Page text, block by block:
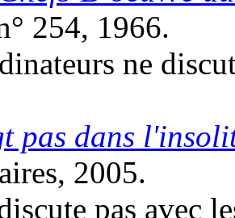
254, 1966.
ne
pas dans
2005.
pas avec